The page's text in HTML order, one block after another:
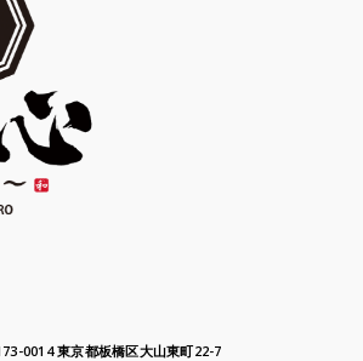
0014 東京都板橋区大山東町22-7